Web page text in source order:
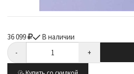
36 099
В наличии
-
+